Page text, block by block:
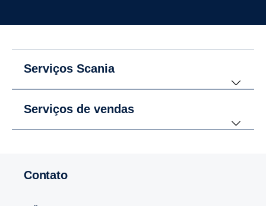
Serviços Scania
Serviços de vendas
Contato